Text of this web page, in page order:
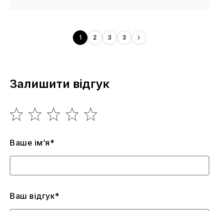
1 2 3 3
Залишити відгук
Ваше ім’я*
Ваш відгук*